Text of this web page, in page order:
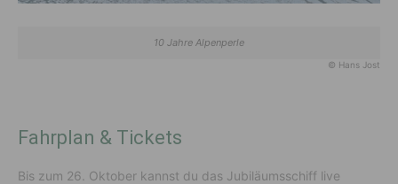
10 Jahre Alpenperle
© Hans Jost
Fahrplan & Tickets
Bis zum 26. Oktober kannst du das Jubiläumsschiff live